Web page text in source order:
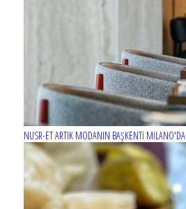
NUSR-ET ARTIK MODANIN BAŞKENTİ MİLANO'DA